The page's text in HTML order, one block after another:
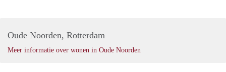
Oude Noorden, Rotterdam
Meer informatie over wonen in Oude Noorden